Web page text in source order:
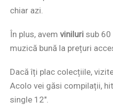
chiar azi.
În plus, avem viniluri sub
muzică bună la prețuri
Dacă îți plac colecțiile,
Acolo vei găsi compilații,
single 12″.